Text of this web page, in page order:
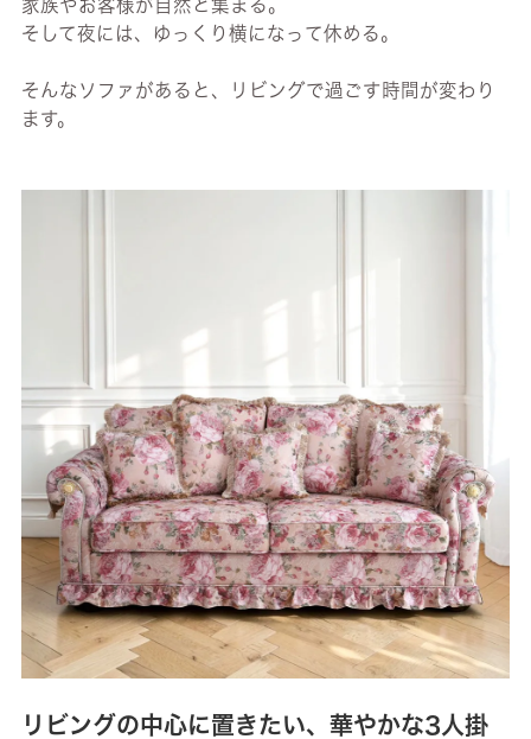
家族やお客様が自然と集まる。
そして夜には、ゆっくり横になって休める。
そんなソファがあると、リビングで過ごす時間が変わり
ます。
リビングの中心に置きたい、華やかな3人掛